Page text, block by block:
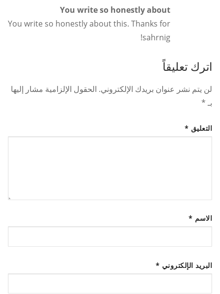
You write so honestly about
You write so honestly about this. Thanks for
sahrnig!
اترك تعليقاً
لن يتم نشر عنوان بريدك الإلكتروني. الحقول الإلزامية مشار إليها
بـ*
التعليق *
الاسم *
البريد الإلكتروني *